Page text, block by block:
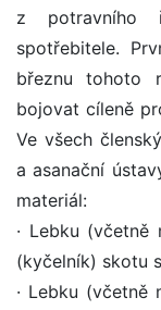
z potravního
spotřebitele.
březnu tohoto
bojovat cíleně
Ve všech
a asanační
materiál:
· Lebku
(kyčelník) skotu
· Lebku